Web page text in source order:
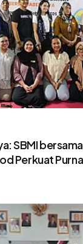
SBMI
Perkuat
dan